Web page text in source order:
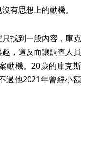
有思想上的動機。
找到一般內容，庫克
，這反而讓調查人員
動機。20歲的庫克斯
過他2021年曾經小額